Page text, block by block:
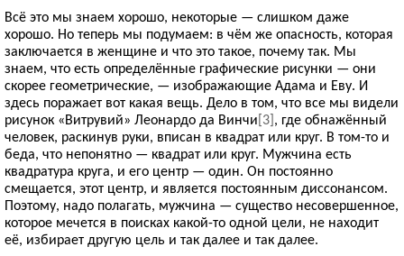
Всё это мы знаем хорошо, некоторые — слишком даже
хорошо. Но теперь мы подумаем: в чём же опасность, которая
заключается в женщине и что это такое, почему так. Мы
знаем, что есть определённые графические рисунки — они
скорее геометрические, — изображающие Адама и Еву. И
здесь поражает вот какая вещь. Дело в том, что все мы видели
рисунок «Витрувий» Леонардо да Винчи[3], где обнажённый
человек, раскинув руки, вписан в квадрат или круг. В том-то и
беда, что непонятно — квадрат или круг. Мужчина есть
квадратура круга, и его центр — один. Он постоянно
смещается, этот центр, и является постоянным диссонансом.
Поэтому, надо полагать, мужчина — существо несовершенное,
которое мечется в поисках какой-то одной цели, не находит
её, избирает другую цель и так далее и так далее.